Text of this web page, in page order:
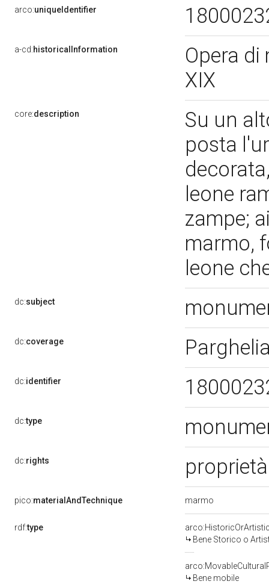
arco:uniqueIdentifier
a-cd:historicalInformation
Opera di
XIX
core:description
Su un
posta
leone
zampe;
marmo,
leone
dc:subject
dc:coverage
dc:identifier
dc:type
dc:rights
pico:materialAndTechnique marmo
rdf:type
Bene Storico o
Bene mobile